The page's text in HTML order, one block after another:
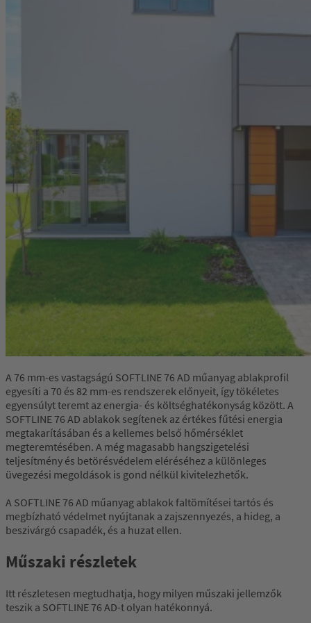
A 76 mm-es vastagságú SOFTLINE 76 AD műanyag ablakprofil
egyesíti a 70 és 82 mm-es rendszerek előnyeit, így tökéletes
egyensúlyt teremt az energia- és költséghatékonyság között. A
SOFTLINE 76 AD ablakok segítenek az értékes fűtési energia
megtakarításában és a kellemes belső hőmérséklet
megteremtésében. A még magasabb hangszigetelési
teljesítmény és betörésvédelem eléréséhez a különleges
üvegezési megoldások is gond nélkül kivitelezhetők.
A SOFTLINE 76 AD műanyag ablakok faltömítései tartós és
megbízható védelmet nyújtanak a zajszennyezés, a hideg, a
beszivárgó csapadék, és a huzat ellen.
Műszaki részletek
Itt részletesen megtudhatja, hogy milyen műszaki jellemzők
teszik a SOFTLINE 76 AD-t olyan hatékonnyá.